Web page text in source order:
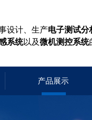
设计、生产电子测试分
系统以及微机测控系统
产品展示